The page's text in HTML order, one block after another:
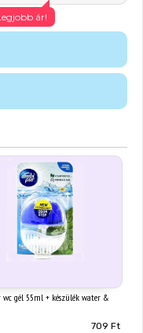
ár!
gél 55ml + készülék water &
709 Ft